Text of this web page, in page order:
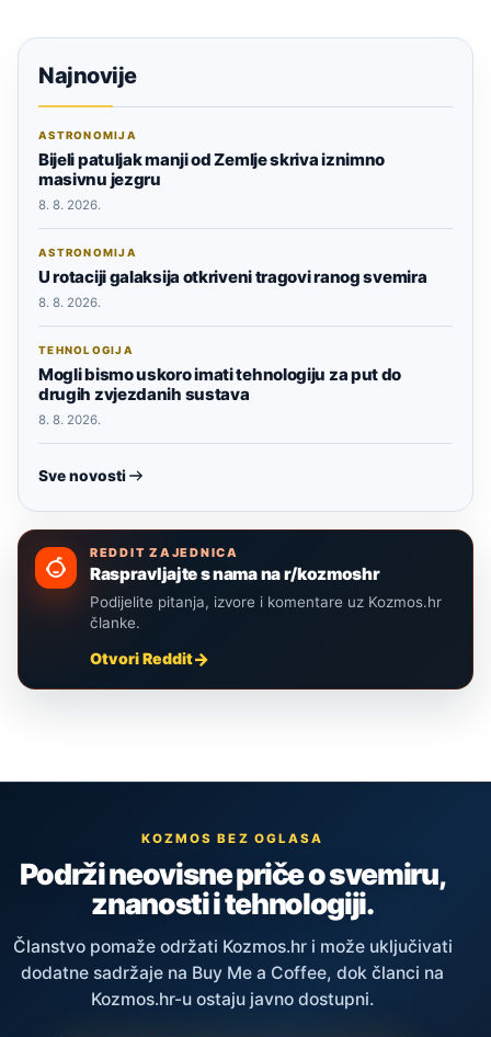
Najnovije
ASTRONOMIJA
Bijeli patuljak manji od Zemlje skriva iznimno
masivnu jezgru
8. 8. 2026.
ASTRONOMIJA
U rotaciji galaksija otkriveni tragovi ranog svemira
8. 8. 2026.
TEHNOLOGIJA
Mogli bismo uskoro imati tehnologiju za put do
drugih zvjezdanih sustava
8. 8. 2026.
Sve novosti
REDDIT ZAJEDNICA
Raspravljajte s nama na r/kozmoshr
Podijelite pitanja, izvore i komentare uz Kozmos.hr
članke.
Otvori Reddit
KOZMOS BEZ OGLASA
Podrži neovisne priče o svemiru,
znanosti i tehnologiji.
Članstvo pomaže održati Kozmos.hr i može uključivati
dodatne sadržaje na Buy Me a Coffee, dok članci na
Kozmos.hr-u ostaju javno dostupni.